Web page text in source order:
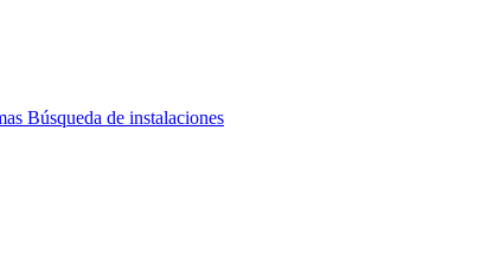
Búsqueda de instalaciones